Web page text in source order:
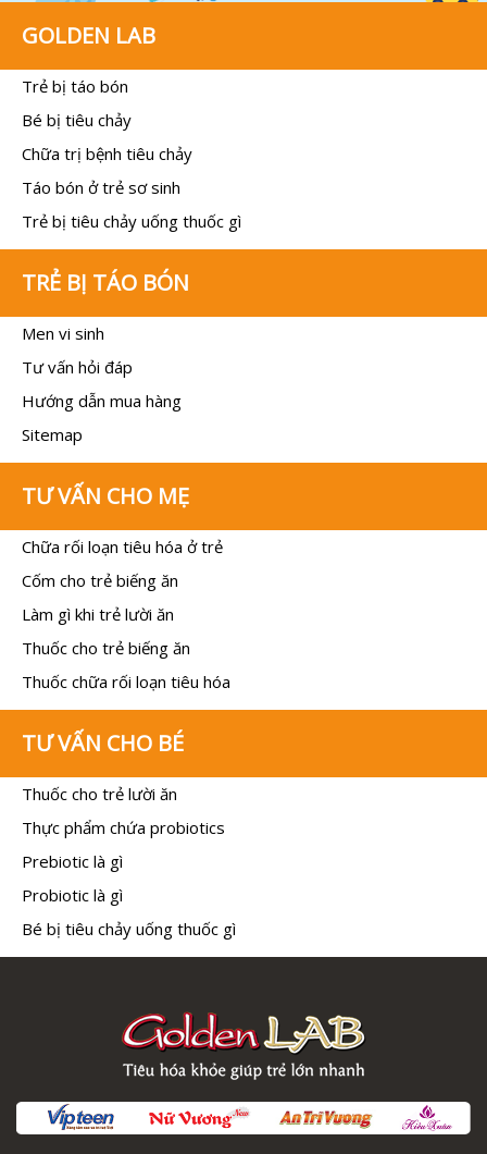
GOLDEN LAB
Trẻ bị táo bón
Bé bị tiêu chảy
Chữa trị bệnh tiêu chảy
Táo bón ở trẻ sơ sinh
Trẻ bị tiêu chảy uống thuốc gì
TRẺ BỊ TÁO BÓN
Men vi sinh
Tư vấn hỏi đáp
Hướng dẫn mua hàng
Sitemap
TƯ VẤN CHO MẸ
Chữa rối loạn tiêu hóa ở trẻ
Cốm cho trẻ biếng ăn
Làm gì khi trẻ lười ăn
Thuốc cho trẻ biếng ăn
Thuốc chữa rối loạn tiêu hóa
TƯ VẤN CHO BÉ
Thuốc cho trẻ lười ăn
Thực phẩm chứa probiotics
Prebiotic là gì
Probiotic là gì
Bé bị tiêu chảy uống thuốc gì